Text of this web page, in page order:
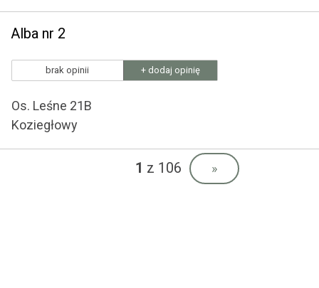
Alba nr 2
brak opinii + dodaj opinię
Os. Leśne 21B
Koziegłowy
1 z 106 »